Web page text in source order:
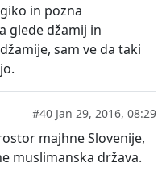
in pozna
glede džamij in
sam ve da taki
#40 Jan 29, 2016, 08:29
majhne Slovenije,
muslimanska država.